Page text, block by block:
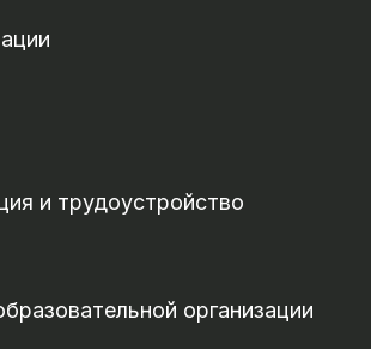
и трудоустройство
организации